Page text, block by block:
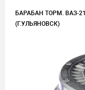
БАРАБАН ТОРМ. ВАЗ-
(Г.УЛЬЯНОВСК)